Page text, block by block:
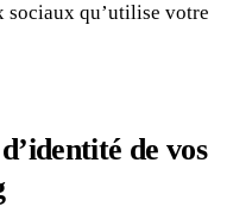
sociaux qu’utilise votre
de vos